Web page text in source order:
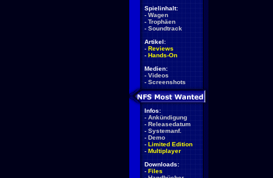
Spielinhalt:
- Wagen
- Trophäen
- Soundtrack
Artikel:
- Reviews
- Hands-On
Medien:
- Videos
- Screenshots
Infos:
- Ankündigung
- Releasedatum
- Systemanf.
- Demo
- Limited Edition
- Multiplayer
Downloads:
- Files